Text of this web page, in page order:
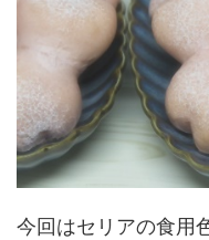
今回はセリアの食用